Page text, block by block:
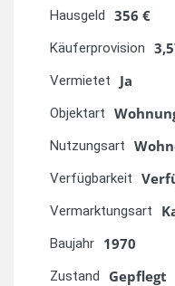
Hausgeld 356 €
Käuferprovision
Vermietet Ja
Objektart
Nutzungsart
Verfügbarkeit
Vermarktungsart
Baujahr 1970
Zustand Gepflegt